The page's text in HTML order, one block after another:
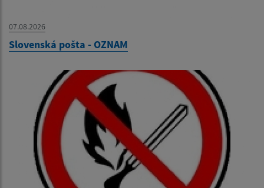
07.08.2026
Slovenská pošta - OZNAM